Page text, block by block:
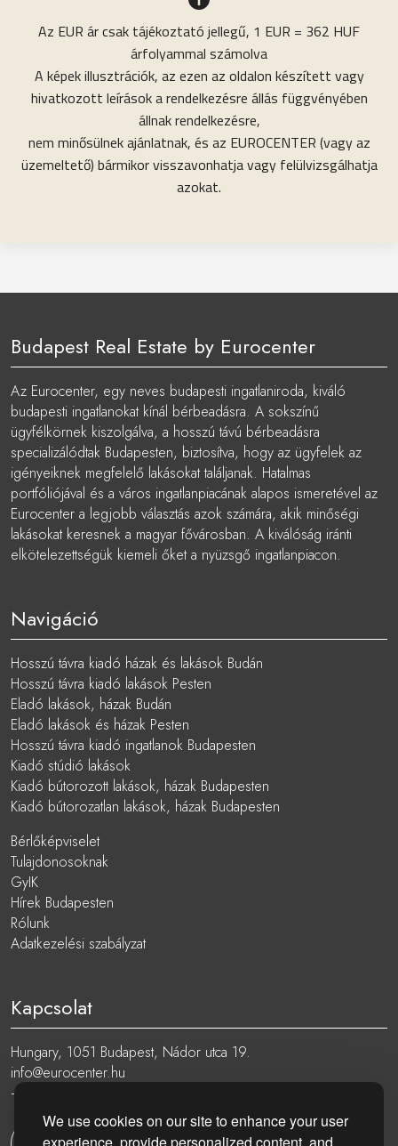
We use cookies on our site to enhance your user
Az EUR ár csak tájékoztató jellegű, 1 EUR = 362 HUF
árfolyammal számolva
A képek illusztrációk, az ezen az oldalon készített vagy
hivatkozott leírások a rendelkezésre állás függvényében
állnak rendelkezésre,
nem minősülnek ajánlatnak, és az EUROCENTER (vagy az
üzemeltető) bármikor visszavonhatja vagy felülvizsgálhatja
azokat.
Budapest Real Estate by Eurocenter
Az Eurocenter, egy neves budapesti ingatlaniroda, kiváló
budapesti ingatlanokat kínál bérbeadásra. A sokszínű
ügyfélkörnek kiszolgálva, a hosszú távú bérbeadásra
specializálódtak Budapesten, biztosítva, hogy az ügyfelek az
igényeiknek megfelelő lakásokat találjanak. Hatalmas
portfóliójával és a város ingatlanpiacának alapos ismeretével az
Eurocenter a legjobb választás azok számára, akik minőségi
lakásokat keresnek a magyar fővárosban. A kiválóság iránti
elkötelezettségük kiemeli őket a nyüzsgő ingatlanpiacon.
Navigáció
Hosszú távra kiadó házak és lakások Budán
Hosszú távra kiadó lakások Pesten
Eladó lakások, házak Budán
Eladó lakások és házak Pesten
Hosszú távra kiadó ingatlanok Budapesten
Kiadó stúdió lakások
Kiadó bútorozott lakások, házak Budapesten
Kiadó bútorozatlan lakások, házak Budapesten
Bérlőképviselet
Tulajdonosoknak
GyIK
Hírek Budapesten
Rólunk
Adatkezelési szabályzat
Kapcsolat
Hungary, 1051 Budapest, Nádor utca 19.
info@eurocenter.hu
+36 20 919 0005